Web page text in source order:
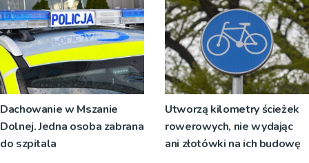
Dachowanie w Mszanie
Dolnej. Jedna osoba zabrana
do szpitala
Utworzą kilometry ścieżek
rowerowych, nie wydając
ani złotówki na ich budowę